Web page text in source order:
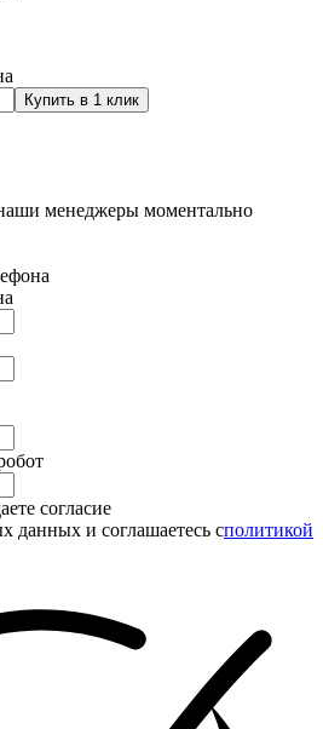
Купить в 1 клик
менеджеры моментально
согласие
данных и соглашаетесь cполитикой